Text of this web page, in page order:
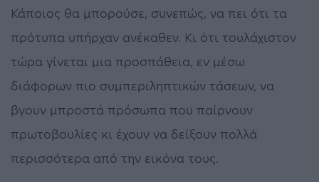
Κάποιος θα μπορούσε, συνεπώς, να πει ότι τα
πρότυπα υπήρχαν ανέκαθεν. Κι ότι τουλάχιστον
τώρα γίνεται μια προσπάθεια, εν μέσω
διάφορων πιο συμπεριληπτικών τάσεων, να
βγουν μπροστά πρόσωπα που παίρνουν
πρωτοβουλίες κι έχουν να δείξουν πολλά
περισσότερα από την εικόνα τους.